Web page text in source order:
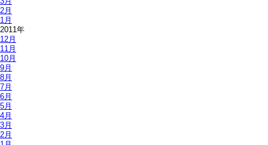
2月
1月
2011年
12月
11月
10月
9月
8月
7月
6月
5月
4月
3月
2月